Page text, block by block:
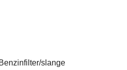
slange